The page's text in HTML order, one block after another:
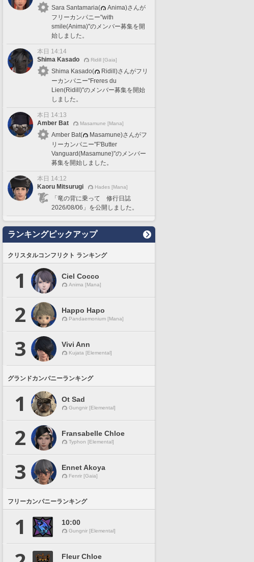
Sara Santamaria(
Anima)さんが
フリーカンパニー"with
smile(Anima)"のメンバー募集を開
始しました。
本日 14:14
Shima Kasado
Ridill [Gaia]
Shima Kasado(
Ridill)さんがフリ
ーカンパニー"Freres du
Lien(Ridill)"のメンバー募集を開始
しました。
本日 14:13
Amber Bat
Masamune [Mana]
Amber Bat(
Masamune)さんがフ
リーカンパニー"F'Butter
Vanguard(Masamune)"のメンバー
募集を開始しました。
本日 14:12
Kaoru Mitsurugi
Hades [Mana]
「竜の背に乗って 修行日誌
2026/08/06」を公開しました。
ランキングピックアップ
クリスタルコンフリクト ランキング
1 Ciel Cocco
Anima [Mana]
2 Happo Hapo
Pandaemonium [Mana]
3 Vivi Ann
Kujata [Elemental]
グランドカンパニーランキング
1 Ot Sad
Gungnir [Elemental]
2 Fransabelle Chloe
Typhon [Elemental]
3 Ennet Akoya
Fenrir [Gaia]
フリーカンパニーランキング
1 10:00
Gungnir [Elemental]
Fleur Chloe